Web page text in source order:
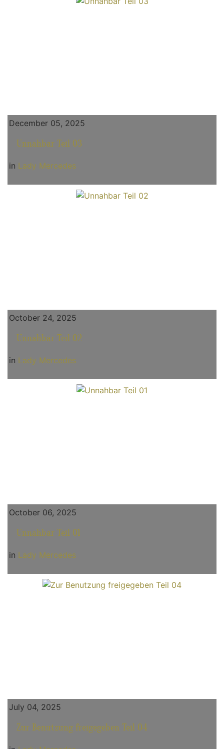
December 05, 2025
Unnahbar Teil 03
in Lady Mercedes
October 24, 2025
Unnahbar Teil 02
in Lady Mercedes
October 06, 2025
Unnahbar Teil 01
in Lady Mercedes
July 04, 2025
Zur Benutzung freigegeben Teil 04